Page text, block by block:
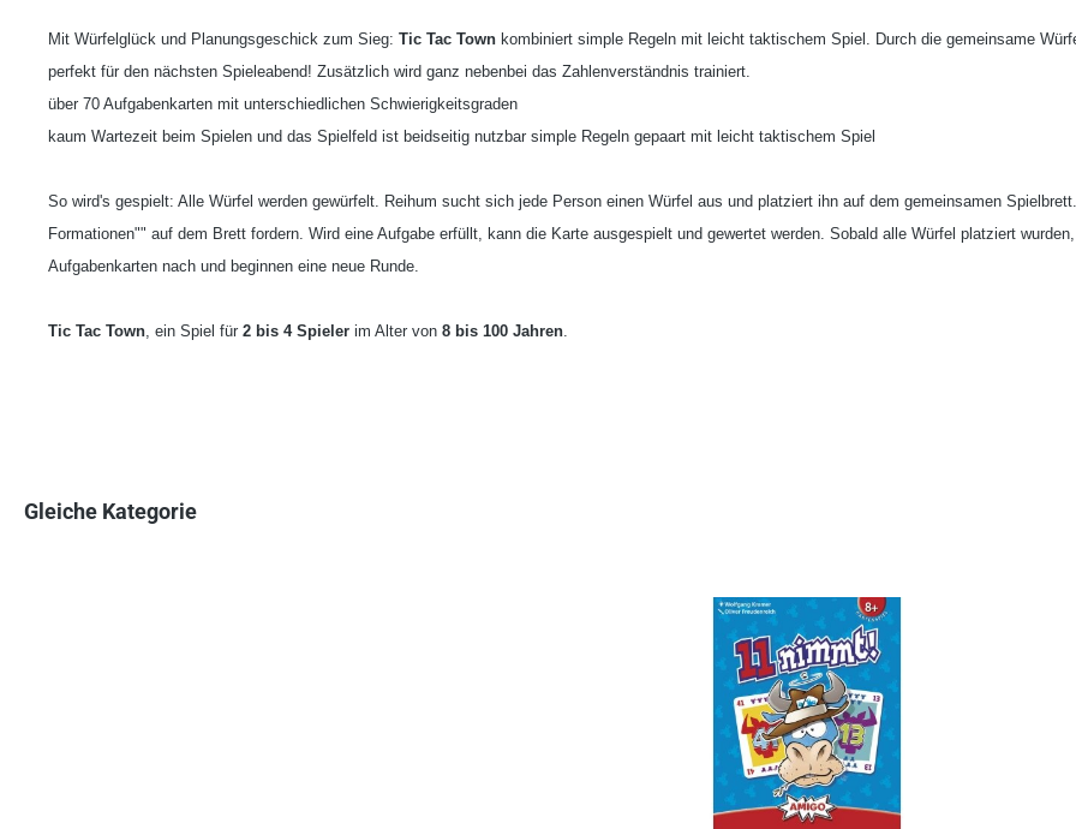
Mit Würfelglück und Planungsgeschick zum Sieg: Tic Tac Town kombiniert simple Regeln mit leicht taktischem Spiel. Durch die gemeinsame
perfekt für den nächsten Spieleabend! Zusätzlich wird ganz nebenbei das Zahlenverständnis trainiert.
über 70 Aufgabenkarten mit unterschiedlichen Schwierigkeitsgraden
kaum Wartezeit beim Spielen und das Spielfeld ist beidseitig nutzbar simple Regeln gepaart mit leicht taktischem Spiel
So wird's gespielt: Alle Würfel werden gewürfelt. Reihum sucht sich jede Person einen Würfel aus und platziert ihn auf dem gemeinsamen
Formationen"" auf dem Brett fordern. Wird eine Aufgabe erfüllt, kann die Karte ausgespielt und gewertet werden. Sobald alle Würfel platziert
Aufgabenkarten nach und beginnen eine neue Runde.
Tic Tac Town, ein Spiel für 2 bis 4 Spieler im Alter von 8 bis 100 Jahren.
Gleiche Kategorie